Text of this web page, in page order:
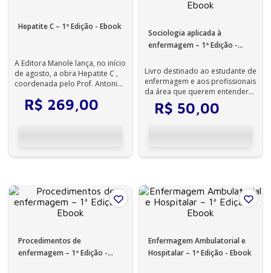
Hepatite C – 1ª Edição - Ebook
A Editora Manole lança, no início
de agosto, a obra Hepatite C ,
coordenada pelo Prof. Antonio
R$ 269 00
Sociologia aplicada à
enfermagem – 1ª Edição -
Livro destinado ao estudante de
enfermagem e aos profissionais
da área que querem entender
como as questões da
sociedade...
R$ 50,00
Procedimentos de
enfermagem – 1ª Edição -
Enfermagem Ambulatorial e
Hospitalar – 1ª Edição - Ebook